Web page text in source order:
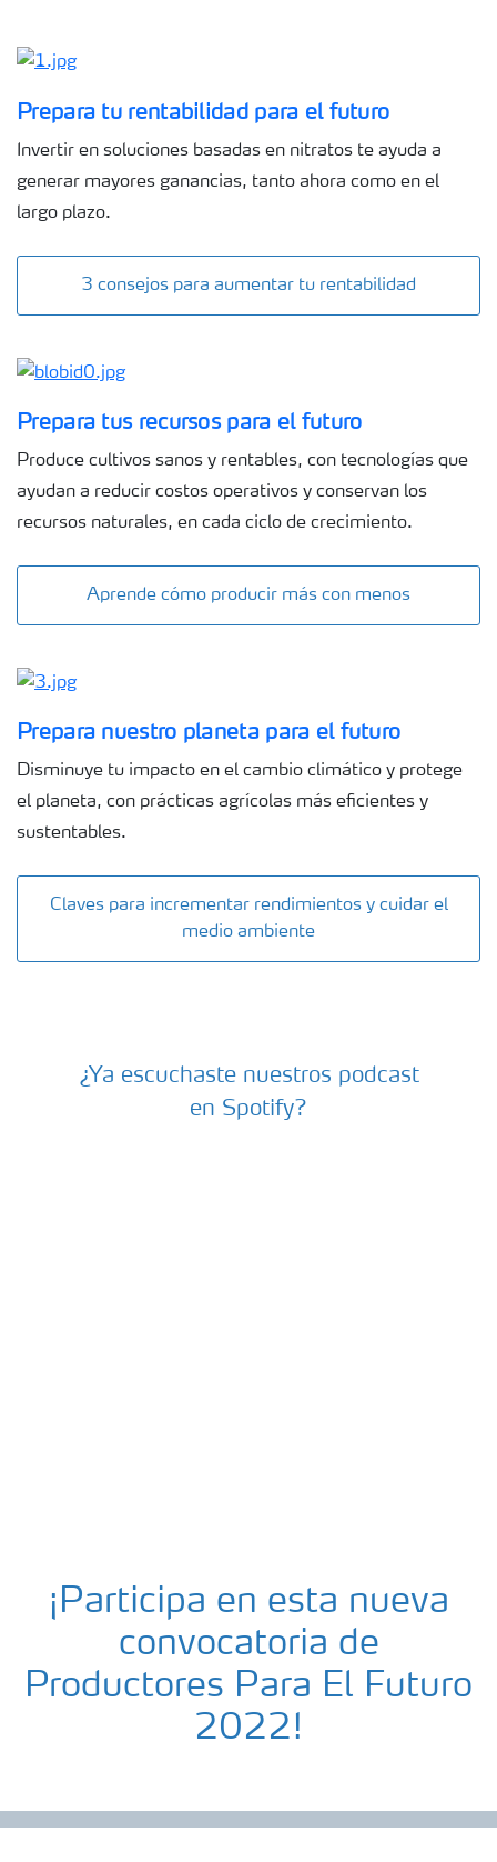
Prepara tu rentabilidad para el futuro
Invertir en soluciones basadas en nitratos te ayuda a
generar mayores ganancias, tanto ahora como en el
largo plazo.
3 consejos para aumentar tu rentabilidad
Prepara tus recursos para el futuro
Produce cultivos sanos y rentables, con tecnologías que
ayudan a reducir costos operativos y conservan los
recursos naturales, en cada ciclo de crecimiento.
Aprende cómo producir más con menos
Prepara nuestro planeta para el futuro
Disminuye tu impacto en el cambio climático y protege
el planeta, con prácticas agrícolas más eficientes y
sustentables.
Claves para incrementar rendimientos y cuidar el
medio ambiente
PODCASTS-PRODUCTORES-PARA-EL-FUTURO
¿Ya escuchaste nuestros podcast
en Spotify?
¡Participa en esta nueva
convocatoria de
Productores Para El Futuro
2022!